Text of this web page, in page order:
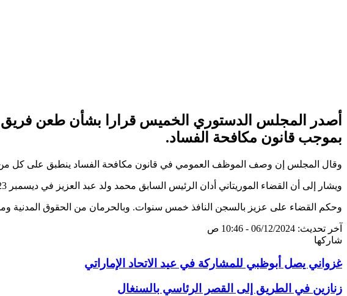
أصدر المجلس الدستوري الخميس قرارا بشأن طعن فريق
بموجب قانون مكافحة الفساد.
وقال المجلس إن وصف الموظف العمومي في قانون مكافحة الفساد ينطبق على كل من
ويشار إلى أن القضاء الموريتاني أدان الرئيس السابق محمد ولد عبد العزيز في ديسمبر 2023، بتهمتي غسيل الأموال والإثراء غير المشروع.
وحكم القضاء على عزيز بالسجن النافذ خمس سنوات. وبالحرمان من الحقوق المدنية ومصادرة الأموال
آخر تحديث: 06/12/2024 - 10:46 ص
شاركها
عبر
غزواني يصل أبوظبي للمشاركة في عيد الاتحاد الإماراتي
زنازين في الطريق إلى القصر الرئاسي بالسنغال